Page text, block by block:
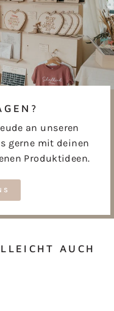
an unseren
gerne mit deinen
Produktideen.
AUCH